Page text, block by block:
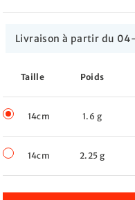
Livraison à partir du
Taille Poids
14cm 1.6 g
14cm 2.25 g